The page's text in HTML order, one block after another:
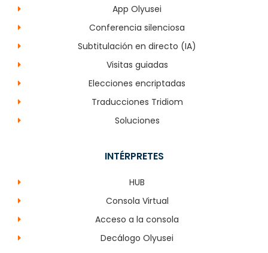
App Olyusei
Conferencia silenciosa
Subtitulación en directo (IA)
Visitas guiadas
Elecciones encriptadas
Traducciones Tridiom
Soluciones
INTÉRPRETES
HUB
Consola Virtual
Acceso a la consola
Decálogo Olyusei